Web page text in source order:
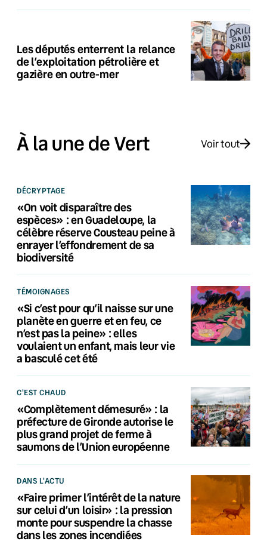
Les députés enterrent la relance
de l’exploitation pétrolière et
gazière en outre-mer
À la une de Vert Voir tout
DÉCRYPTAGE
«On voit disparaître des
espèces» : en Guadeloupe, la
célèbre réserve Cousteau peine à
enrayer l’effondrement de sa
biodiversité
TÉMOIGNAGES
«Si c’est pour qu’il naisse sur une
planète en guerre et en feu, ce
n’est pas la peine» : elles
voulaient un enfant, mais leur vie
a basculé cet été
C'EST CHAUD
«Complètement démesuré» : la
préfecture de Gironde autorise le
plus grand projet de ferme à
saumons de l’Union européenne
DANS L'ACTU
«Faire primer l’intérêt de la nature
sur celui d’un loisir» : la pression
monte pour suspendre la chasse
dans les zones incendiées